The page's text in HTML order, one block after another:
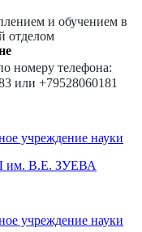
и обучением в
отделом
номеру телефона:
или +79528060181
учреждение науки
им. В.Е. ЗУЕВА
учреждение науки